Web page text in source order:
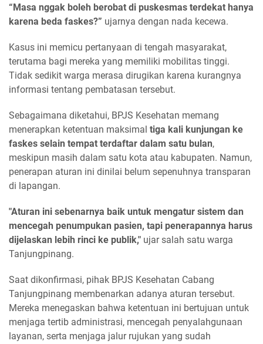
“Masa nggak boleh berobat di puskesmas terdekat hanya
karena beda faskes?” ujarnya dengan nada kecewa.
Kasus ini memicu pertanyaan di tengah masyarakat,
terutama bagi mereka yang memiliki mobilitas tinggi.
Tidak sedikit warga merasa dirugikan karena kurangnya
informasi tentang pembatasan tersebut.
Sebagaimana diketahui, BPJS Kesehatan memang
menerapkan ketentuan maksimal tiga kali kunjungan ke
faskes selain tempat terdaftar dalam satu bulan,
meskipun masih dalam satu kota atau kabupaten. Namun,
penerapan aturan ini dinilai belum sepenuhnya transparan
di lapangan.
"Aturan ini sebenarnya baik untuk mengatur sistem dan
mencegah penumpukan pasien, tapi penerapannya harus
dijelaskan lebih rinci ke publik," ujar salah satu warga
Tanjungpinang.
Saat dikonfirmasi, pihak BPJS Kesehatan Cabang
Tanjungpinang membenarkan adanya aturan tersebut.
Mereka menegaskan bahwa ketentuan ini bertujuan untuk
menjaga tertib administrasi, mencegah penyalahgunaan
layanan, serta menjaga jalur rujukan yang sudah